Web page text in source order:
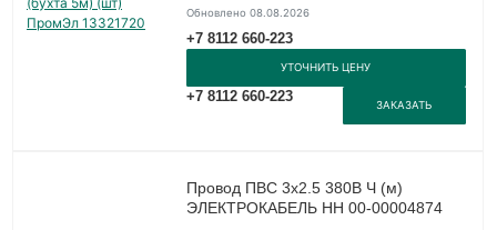
Обновлено 08.08.2026
+7 8112 660-223
УТОЧНИТЬ ЦЕНУ
+7 8112 660-223
ЗАКАЗАТЬ
Провод ПВС 3х2.5 380В Ч (м)
ЭЛЕКТРОКАБЕЛЬ НН 00-00004874